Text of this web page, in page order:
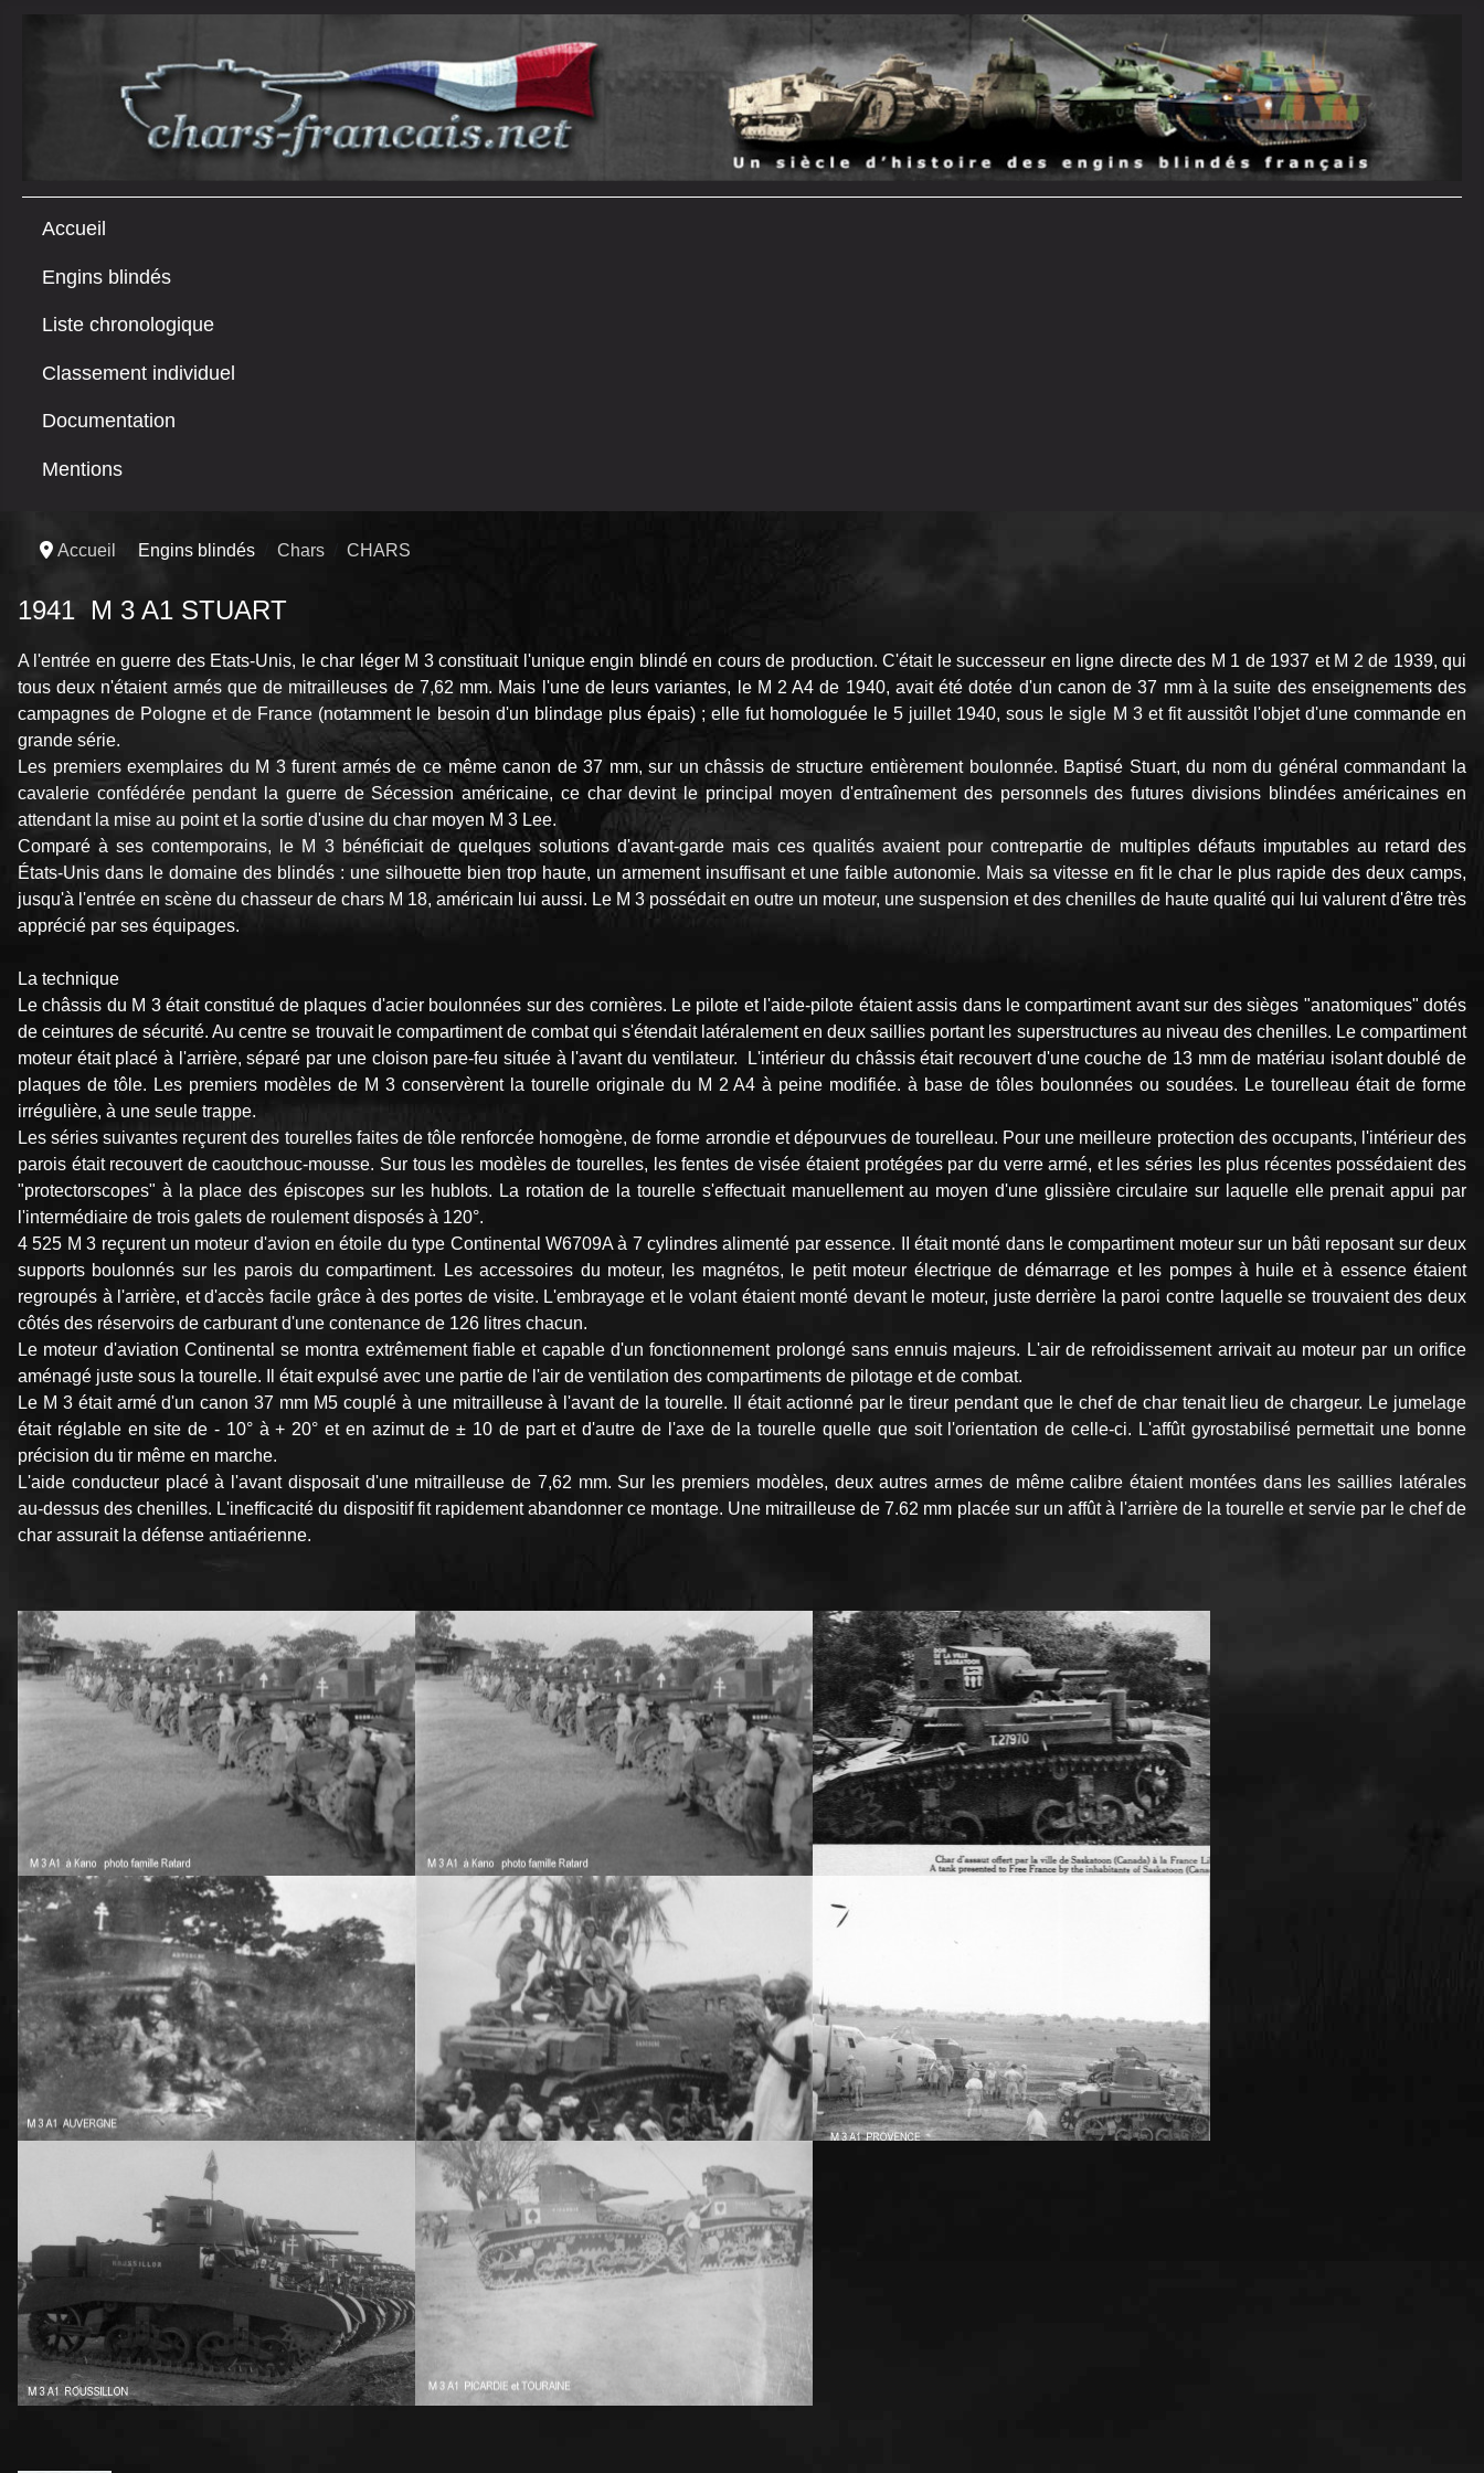
Accueil
Engins blindés
Liste chronologique
Classement individuel
Documentation
Mentions
Accueil Engins blindés Chars CHARS
1941 M 3 A1 STUART
A l'entrée en guerre des Etats‑Unis, le char léger M 3 constituait l'unique engin blindé en cours de production. C'était le successeur en ligne directe des M 1 de 1937 et M 2 de 1939, qui
tous deux n'étaient armés que de mitrailleuses de 7,62 mm. Mais l'une de leurs variantes, le M 2 A4 de 1940, avait été dotée d'un canon de 37 mm à la suite des enseignements des
campagnes de Pologne et de France (notamment le besoin d'un blindage plus épais) ; elle fut homologuée le 5 juillet 1940, sous le sigle M 3 et fit aussitôt l'objet d'une commande en
grande série.
Les premiers exemplaires du M 3 furent armés de ce même canon de 37 mm, sur un châssis de structure entièrement boulonnée. Baptisé Stuart, du nom du général commandant la
cavalerie confédérée pendant la guerre de Sécession américaine, ce char devint le principal moyen d'entraînement des personnels des futures divisions blindées américaines en
attendant la mise au point et la sortie d'usine du char moyen M 3 Lee.
Comparé à ses contemporains, le M 3 bénéficiait de quelques solutions d'avant‑garde mais ces qualités avaient pour contrepartie de multiples défauts imputables au retard des
États‑Unis dans le domaine des blindés : une silhouette bien trop haute, un armement insuffisant et une faible autonomie. Mais sa vitesse en fit le char le plus rapide des deux camps,
jusqu'à l'entrée en scène du chasseur de chars M 18, américain lui aussi. Le M 3 possédait en outre un moteur, une suspension et des chenilles de haute qualité qui lui valurent d'être très
apprécié par ses équipages.
La technique
Le châssis du M 3 était constitué de plaques d'acier boulonnées sur des cornières. Le pilote et l'aide-pilote étaient assis dans le compartiment avant sur des sièges "anatomiques" dotés
de ceintures de sécurité. Au centre se trouvait le compartiment de combat qui s'étendait latéralement en deux saillies portant les superstructures au niveau des chenilles. Le compartiment
moteur était placé à l'arrière, séparé par une cloison pare-feu située à l'avant du ventilateur. L'intérieur du châssis était recouvert d'une couche de 13 mm de matériau isolant doublé de
plaques de tôle. Les premiers modèles de M 3 conservèrent la tourelle originale du M 2 A4 à peine modifiée. à base de tôles boulonnées ou soudées. Le tourelleau était de forme
irrégulière, à une seule trappe.
Les séries suivantes reçurent des tourelles faites de tôle renforcée homogène, de forme arrondie et dépourvues de tourelleau. Pour une meilleure protection des occupants, l'intérieur des
parois était recouvert de caoutchouc‑mousse. Sur tous les modèles de tourelles, les fentes de visée étaient protégées par du verre armé, et les séries les plus récentes possédaient des
"protectorscopes" à la place des épiscopes sur les hublots. La rotation de la tourelle s'effectuait manuellement au moyen d'une glissière circulaire sur laquelle elle prenait appui par
l'intermédiaire de trois galets de roulement disposés à 120°.
4 525 M 3 reçurent un moteur d'avion en étoile du type Continental W6709A à 7 cylindres alimenté par essence. II était monté dans le compartiment moteur sur un bâti reposant sur deux
supports boulonnés sur les parois du compartiment. Les accessoires du moteur, les magnétos, le petit moteur électrique de démarrage et les pompes à huile et à essence étaient
regroupés à l'arrière, et d'accès facile grâce à des portes de visite. L'embrayage et le volant étaient monté devant le moteur, juste derrière la paroi contre laquelle se trouvaient des deux
côtés des réservoirs de carburant d'une contenance de 126 litres chacun.
Le moteur d'aviation Continental se montra extrêmement fiable et capable d'un fonctionnement prolongé sans ennuis majeurs. L'air de refroidissement arrivait au moteur par un orifice
aménagé juste sous la tourelle. Il était expulsé avec une partie de l'air de ventilation des compartiments de pilotage et de combat.
Le M 3 était armé d'un canon 37 mm M5 couplé à une mitrailleuse à l'avant de la tourelle. Il était actionné par le tireur pendant que le chef de char tenait lieu de chargeur. Le jumelage
était réglable en site de ‑ 10° à + 20° et en azimut de ± 10 de part et d'autre de l'axe de la tourelle quelle que soit l'orientation de celle‑ci. L'affût gyrostabilisé permettait une bonne
précision du tir même en marche.
L'aide conducteur placé à l'avant disposait d'une mitrailleuse de 7,62 mm. Sur les premiers modèles, deux autres armes de même calibre étaient montées dans les saillies latérales
au‑dessus des chenilles. L'inefficacité du dispositif fit rapidement abandonner ce montage. Une mitrailleuse de 7.62 mm placée sur un affût à l'arrière de la tourelle et servie par le chef de
char assurait la défense antiaérienne.